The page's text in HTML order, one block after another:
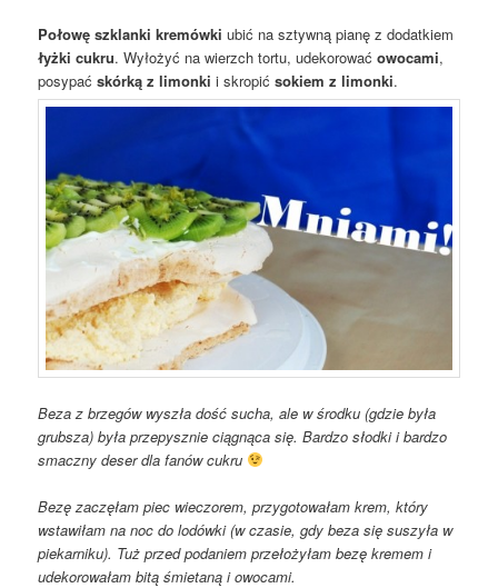
Połowę szklanki kremówki ubić na sztywną pianę z dodatkiem
łyżki cukru. Wyłożyć na wierzch tortu, udekorowaćowocami,
posypaćskórką z limonki i skropić sokiem z limonki.
Beza z brzegów wyszła dość sucha, ale w środku (gdzie była
grubsza) była przepysznie ciągnąca się. Bardzo słodki i bardzo
smaczny deser dla fanów cukru
Bezę zaczęłam piec wieczorem, przygotowałam krem, który
wstawiłam na noc do lodówki (w czasie, gdy beza się suszyła w
piekarniku). Tuż przed podaniem przełożyłam bezę kremem i
udekorowałam bitą śmietaną i owocami.